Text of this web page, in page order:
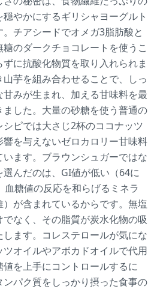
やかにするギリシャヨーグルト
チアシードでオメガ3脂肪酸と
のダークチョコレートを使うこ
に抗酸化物質を取り入れられま
芋を組み合わせることで、しっ
みが生まれ、加える甘味料を最
した。大量の砂糖を使う普通の
ピでは大さじ2杯のココナッツ
を与えないゼロカロリー甘味料
ます。ブラウンシュガーではな
選んだのは、GI値が低い（64に
糖値の反応を和らげるミネラ
が含まれているからです。無塩
なく、その脂質が炭水化物の吸
ます。コレステロールが気にな
オイルやアボカドオイルで代用
を上手にコントロールするに
パク質をしっかり摂った食事の